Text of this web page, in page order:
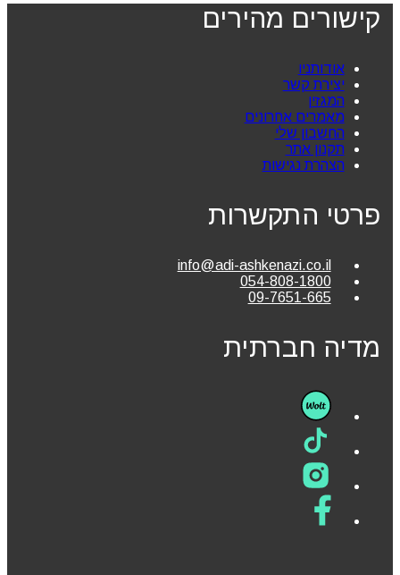
קישורים מהירים
אודותניו
יצירת קשר
המגזין
מאמרים אחרונים
החשבון שלי
תקנון אתר
הצהרת נגישות
פרטי התקשרות
info@adi-ashkenazi.co.il
054-808-1800
09-7651-665
מדיה חברתית